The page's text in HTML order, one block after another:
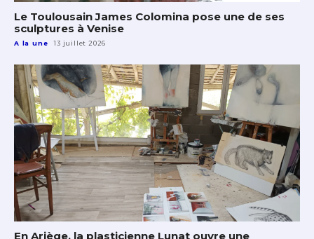
Le Toulousain James Colomina pose une de ses
sculptures à Venise
A la une 13 juillet 2026
En Ariège, la plasticienne Lunat ouvre une